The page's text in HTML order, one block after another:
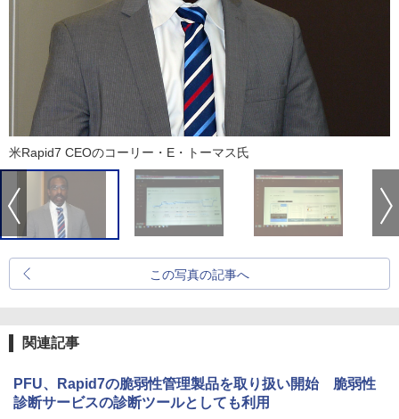
米Rapid7 CEOのコーリー・E・トーマス氏
この写真の記事へ
関連記事
PFU、Rapid7の脆弱性管理製品を取り扱い開始 脆弱性
診断サービスの診断ツールとしても利用